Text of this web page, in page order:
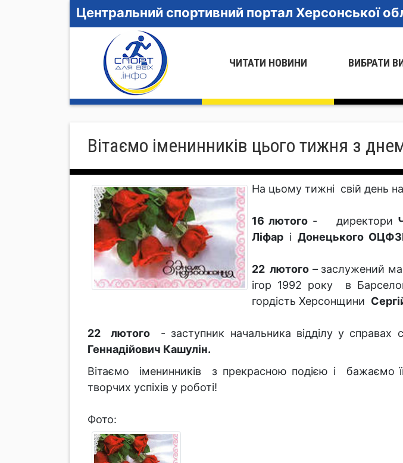
Центральний спортивний портал Херсонської
ЧИТАТИ НОВИНИ ВИБРАТИ
Вітаємо іменинників цього тижня з
На цьому тижні свій день
16 лютого- директори
Ліфарі Донецького
22 лютого – заслужений
ігор 1992 року в
гордість Херсонщини
22 лютого- заступник начальника відділу у справах
Геннадійович Кашулін.
Вітаємо іменинників з прекрасною подією і бажаємо
творчих успіхів у роботі!
Фото: